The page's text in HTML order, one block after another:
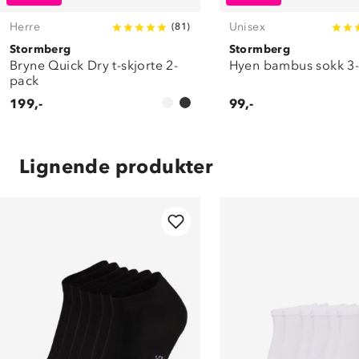
Herre (81 )
Stormberg
Bryne Quick Dry t-skjorte 2-
pack
199,-
Unisex
Stormberg
Hyen bambus sokk
99,-
Lignende produkter